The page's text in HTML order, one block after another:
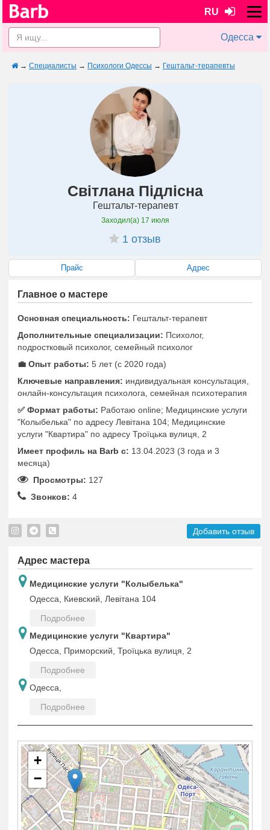
RU
Одесса
→ Специалисты → Психологи Одессы → Гештальт-терапевты
Світлана Підлісна
Гештальт-терапевт
Заходил(а) 17 июля
1 отзыв
Прайс Адрес
Главное о мастере
Основная специальность: Гештальт-терапевт
Дополнительные специализации: Психолог,
подростковый психолог, семейный психолог
💼 Опыт работы: 5 лет (с 2020 года)
Ключевые направления: индивидуальная консультация,
онлайн-консультация психолога, семейная психотерапия
✅️ Формат работы: Работаю online; Медицинские услуги
"Колыбелька" по адресу Левітана 104; Медицинские
услуги "Квартира" по адресу Троїцька вулиця, 2
Имеет профиль на Barb c: 13.04.2023 (3 года и 3
месяца)
Просмотры: 127
Звонков: 4
Добавить отзыв
Адрес мастера
Медицинские услуги "Колыбелька"
Одесса, Киевский, Левітана 104
Подробнее
Медицинские услуги "Квартира"
Одесса, Приморский, Троїцька вулиця, 2
Подробнее
Одесса,
Подробнее
+
−